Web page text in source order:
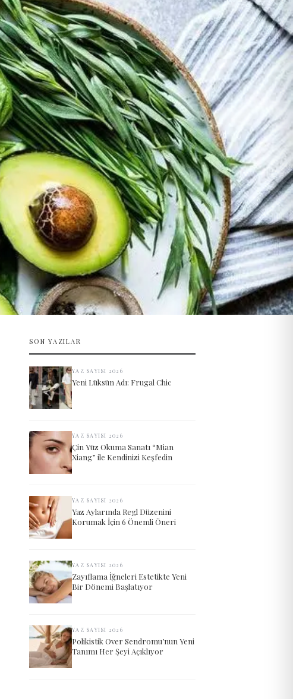
SON YAZILAR
YAZ SAYISI 2026
Yeni Lüksün Adı: Frugal Chic
YAZ SAYISI 2026
Çin Yüz Okuma Sanatı “Mian
Xiang” ile Kendinizi Keşfedin
YAZ SAYISI 2026
Yaz Aylarında Regl Düzenini
Korumak İçin 6 Önemli Öneri
YAZ SAYISI 2026
Zayıflama İğneleri Estetikte Yeni
Bir Dönemi Başlatıyor
YAZ SAYISI 2026
Polikistik Over Sendromu’nun Yeni
Tanımı Her Şeyi Açıklıyor